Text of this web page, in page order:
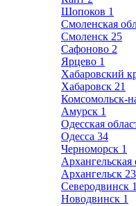
Шопоков 1
Смоленская
Смоленск 25
Сафоново 2
Ярцево 1
Хабаровский
Хабаровск 21
Комсомольск-
Амурск 1
Одесская
Одесса 34
Черноморск 1
Архангельская
Архангельск 23
Северодвинск
Новодвинск 1